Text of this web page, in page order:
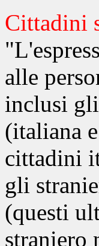
Cittadini
alle
inclusi
(italiana
cittadini
gli
(questi
straniero